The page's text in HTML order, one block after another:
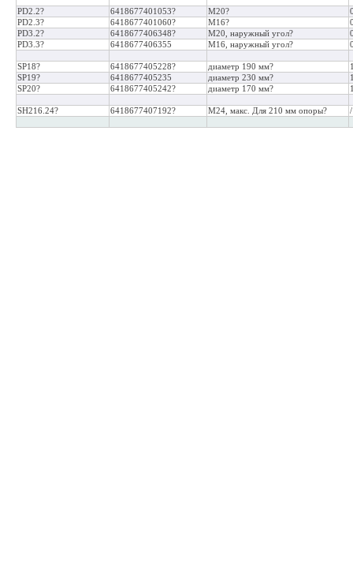
PD2.2? 6418677401053? M20?
PD2.3?
6418677401060? M16?
PD3.2?
6418677406348? M20, наружный угол?
PD3.3?
6418677406355 M16, наружный угол?
SP18? 6418677405228? диаметр 190 мм?
SP19?
6418677405235 диаметр 230 мм?
SP20?
6418677405242? диаметр 170 мм?
SH216.24? 6418677407192? M24, макс. Для 210 мм опоры?